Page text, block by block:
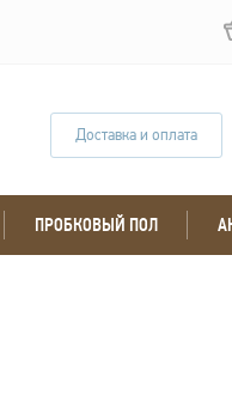
Доставка и оплата
ПРОБКОВЫЙ ПОЛ